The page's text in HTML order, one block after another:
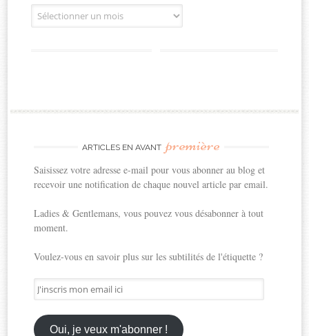
Archives
ARTICLES EN AVANT première
Saisissez votre adresse e-mail pour vous abonner au blog et
recevoir une notification de chaque nouvel article par email.
Ladies & Gentlemans, vous pouvez vous désabonner à tout
moment.
Voulez-vous en savoir plus sur les subtilités de l'étiquette ?
J'inscris
mon
email
ici
Oui, je veux m'abonner !